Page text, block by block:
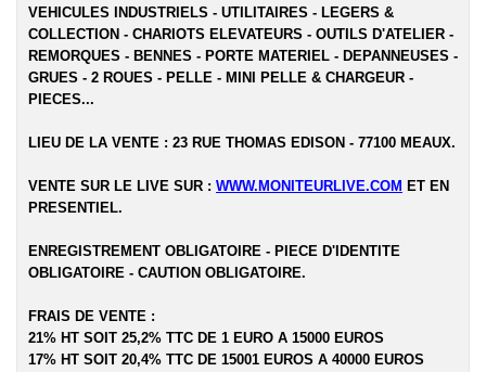
VEHICULES INDUSTRIELS - UTILITAIRES - LEGERS &
COLLECTION - CHARIOTS ELEVATEURS - OUTILS D'ATELIER -
REMORQUES - BENNES - PORTE MATERIEL - DEPANNEUSES -
GRUES - 2 ROUES - PELLE - MINI PELLE & CHARGEUR -
PIECES...
LIEU DE LA VENTE : 23 RUE THOMAS EDISON - 77100 MEAUX.
VENTE SUR LE LIVE SUR : WWW.MONITEURLIVE.COM ET EN
PRESENTIEL.
ENREGISTREMENT OBLIGATOIRE - PIECE D'IDENTITE
OBLIGATOIRE - CAUTION OBLIGATOIRE.
FRAIS DE VENTE :
21% HT SOIT 25,2% TTC DE 1 EURO A 15000 EUROS
17% HT SOIT 20,4% TTC DE 15001 EUROS A 40000 EUROS